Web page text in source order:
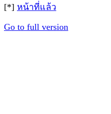
[*] หน้าที่แล้ว
Go to full version